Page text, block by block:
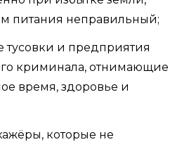
питания неправильный;
тусовки и предприятия
криминала, отнимающие
время, здоровье и
которые не